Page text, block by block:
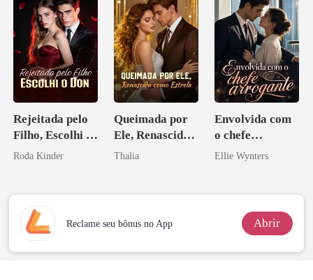
Rejeitada pelo
Filho, Escolhi o
Don
Roda Kinder
Queimada por
Ele, Renascida
como Estrela
Thalia
Envolvida com
o chefe
arrogante
Ellie Wynters
Reclame seu bônus no App Abrir